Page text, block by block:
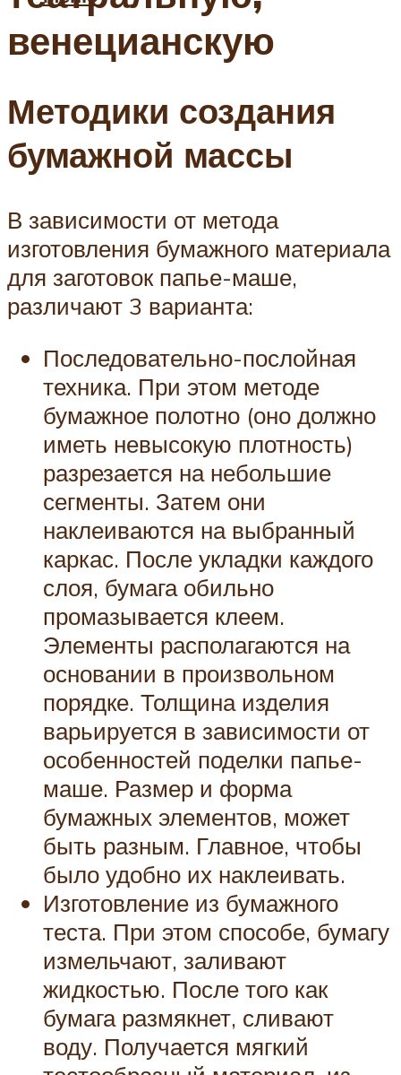
венецианскую
Методики создания
бумажной массы
В зависимости от метода
изготовления бумажного материала
для заготовок папье-маше,
различают 3 варианта:
Последовательно-послойная
техника. При этом методе
бумажное полотно (оно должно
иметь невысокую плотность)
разрезается на небольшие
сегменты. Затем они
наклеиваются на выбранный
каркас. После укладки каждого
слоя, бумага обильно
промазывается клеем.
Элементы располагаются на
основании в произвольном
порядке. Толщина изделия
варьируется в зависимости от
особенностей поделки папье-
маше. Размер и форма
бумажных элементов, может
быть разным. Главное, чтобы
было удобно их наклеивать.
Изготовление из бумажного
теста. При этом способе, бумагу
измельчают, заливают
жидкостью. После того как
бумага размякнет, сливают
воду. Получается мягкий